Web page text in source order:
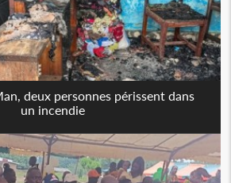
deux personnes périssent dans
un incendie